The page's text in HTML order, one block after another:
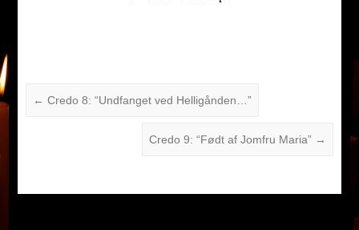
← Credo 8: “Undfanget ved Helligånden…”
Credo 9: “Født af Jomfru Maria” →